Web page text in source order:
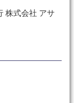
株式会社 アサ